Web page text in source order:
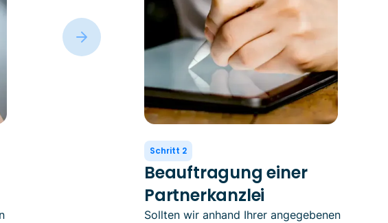
Schritt 2
Beauftragung einer
Partnerkanzlei
Sollten wir anhand Ihrer angegebenen